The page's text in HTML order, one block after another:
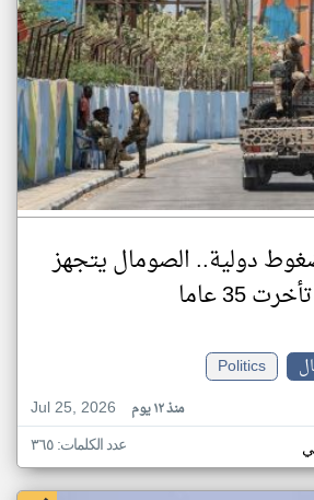
دولية.. الصومال يتجهز
35 عاما
Politics
Jul 25, 2026
منذ ١٢ يوم
عدد الكلمات: ٣٦٥